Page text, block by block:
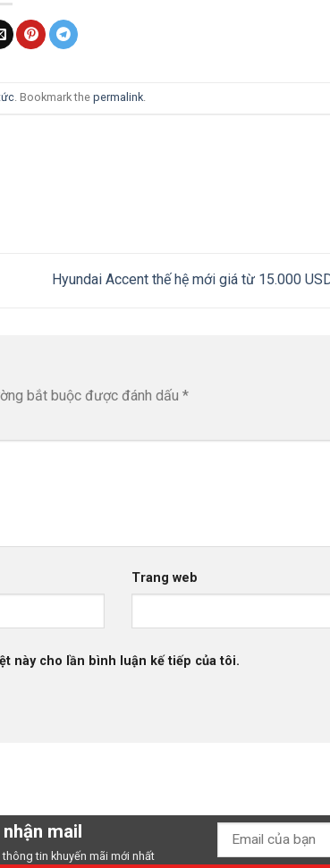
. Bookmark thepermalink.
Hyundai Accent thế hệ mới giá từ 15.000
bắt buộc được đánh dấu *
Trang web
này cho lần bình luận kế tiếp của tôi.
mail
tin khuyến mãi mới nhất